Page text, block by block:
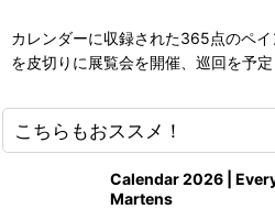
カレンダーに収録された365点のペ
を皮切りに展覧会を開催、巡回を予定
こちらもおススメ！
Calendar 2026 |
Martens